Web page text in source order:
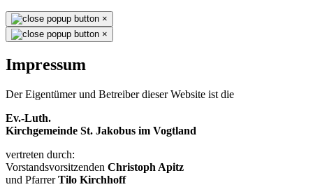
×
×
Impressum
Der Eigentümer und Betreiber dieser Website ist die
Ev.-Luth.
Kirchgemeinde St. Jakobus im Vogtland
vertreten durch:
Vorstandsvorsitzenden Christoph Apitz
und PfarrerTilo Kirchhoff